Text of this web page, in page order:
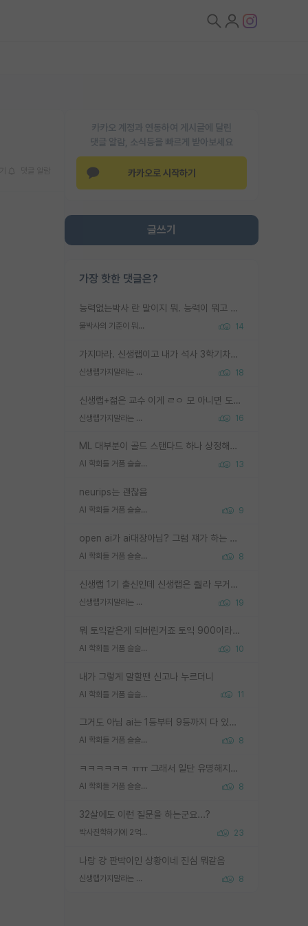
카카오 계정과 연동하여 게시글에 달린
댓글 알람, 소식등을 빠르게 받아보세요
카카오로 시작하기
글쓰기
가장 핫한 댓글은?
능력없는박사 란 말이지 뭐. 능력이 뭐고 능력이 있다는게 뭔지는 사람마다 기준이 다르니까 얘기해봐야 서로 자기 기준만 얘기해서 논쟁이 끝이 안나고. 주위에서 능력있고 야심있는 신입생이 교수가 유의미한 피드백을 아예 안주면서 제대로된 과제에 참여해볼 기회도 제공하지 않고 잡일 뺑뺑이만 돌려서 맨날 단순작업만 하면서 밤새다가 눈빛이 점점 죽어가는걸 본 사람은 물박사는 교수탓이라고 하고, 교수는 이것저것 알려도 주고 기회도 주고 사수 동기 붙여주면서 어떻게든 끌고가려고 하는데 본인이 매일 뺀질거리면서 출근 하는둥마는둥 하다가 기껏 와서도 폰이나 쳐다보다가 실험 망치고 저녁약속있어서 먼저 가볼게요~ 하는걸 본 사람은 물박사는 본인탓이라고 함.
물박사의 기준이 뭐임? 14
가지마라. 신생랩이고 내가 석사 3학기차인데 최고참인데 나도 아무것도 모르는데 교수가 후배들 왜 논문 교육 안시키냐. 논문 왜 안 써오냐 닦달한다
신생랩가지말라는 이유가 있었구나 18
신생랩+젊은 교수 이게 ㄹㅇ 모 아니면 도인듯.
신생랩가지말라는 이유가 있었구나 16
ML 대부분이 골드 스탠다드 하나 상정해놓고 (벤치마크 데이터셋이 여러 개면 여러 개 상정) 그거 얼마나 잘 맞추나 싸움임 가끔 번뜩이는 설계 철학을 보여주는 논문들도 있지만 대부분 그거 성적 얼마나 더 올리느라에 혈안이 되어 있는 측면이 잇음
AI 학회들 거품 슬슬 지적이 나오네요 13
neurips는 괜찮음
AI 학회들 거품 슬슬 지적이 나오네요 9
open ai가 ai대장아님? 그럼 쟤가 하는 말이 다 맞겠네
AI 학회들 거품 슬슬 지적이 나오네요 8
신생랩 1기 출신인데 신생랩은 줠라 무거운 바벨 같은거임. 들면 대박인데 못들면 깔려 죽음. 아무도 알려주지 않는 환경에서 자생해야하지만, 일단 살아남았다면 그 어떤 사람보다 악착같고 생존력 높은 사람으로 거듭날 수 있음
신생랩가지말라는 이유가 있었구나 19
뭐 토익같은게 되버린거죠 토익 900이라고 영어잘하는건 아닙니다만 잘하는사람은 다 900을 넘는 그런
AI 학회들 거품 슬슬 지적이 나오네요 10
내가 그렇게 말할땐 신고나 누르더니
AI 학회들 거품 슬슬 지적이 나오네요 11
그거도 아님 ai는 1등부터 9등까지 다 있음 그거도 없는 사람은 뭐냐 교수가 그냥 못하게 한거 1등급도 교수가 막으면 안됨
AI 학회들 거품 슬슬 지적이 나오네요 8
ㅋㅋㅋㅋㅋㅋ ㅠㅠ 그래서 일단 유명해지는게 중요한거같습니다
AI 학회들 거품 슬슬 지적이 나오네요 8
32살에도 이런 질문을 하는군요...?
박사진학하기에 2억은 괜찮은 (?) 정도의 경제력인가요 23
나랑 걍 판박이인 상황이네 진심 뭐같음
신생랩가지말라는 이유가 있었구나 8